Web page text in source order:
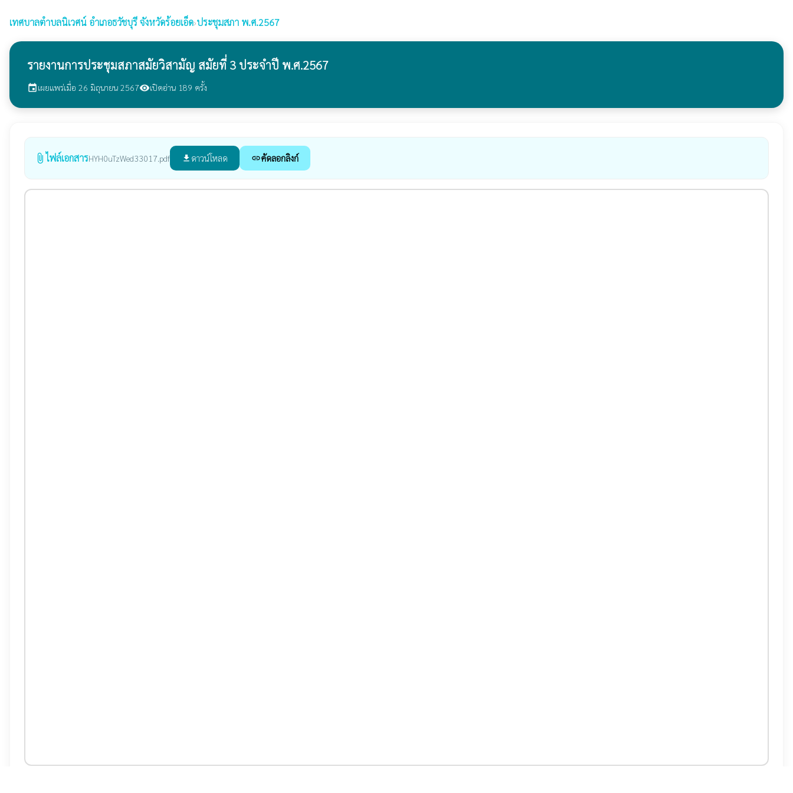
เทศบาลตำบลนิเวศน์ อำเภอธวัชบุรี จังหวัดร้อยเอ็ด›ประชุมสภา พ.ศ.2567
รายงานการประชุมสภาสมัยวิสามัญ สมัยที่ 3 ประจำปี พ.ศ.2567
eventเผยแพร่เมื่อ 26 มิถุนายน 2567visibilityเปิดอ่าน 189 ครั้ง
attach_file ไฟล์เอกสารHYH0uTzWed33017.pdf file_download ดาวน์โหลด linkคัดลอกลิงก์